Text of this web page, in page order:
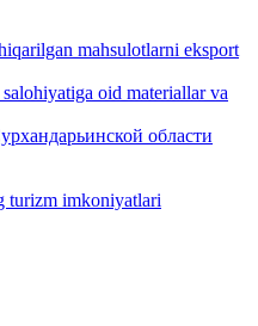
mahsulotlarni eksport
oid materiallar va
области
turizm imkoniyatlari